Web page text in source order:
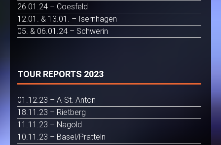
26.01.24 – Coesfeld
12.01. & 13.01. – Isernhagen
05. & 06.01.24 – Schwerin
TOUR REPORTS 2023
01.12.23 – A-St. Anton
18.11.23 – Rietberg
11.11.23 – Nagold
10.11.23 – Basel/Pratteln